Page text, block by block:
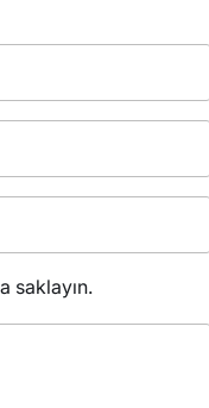
saklayın.